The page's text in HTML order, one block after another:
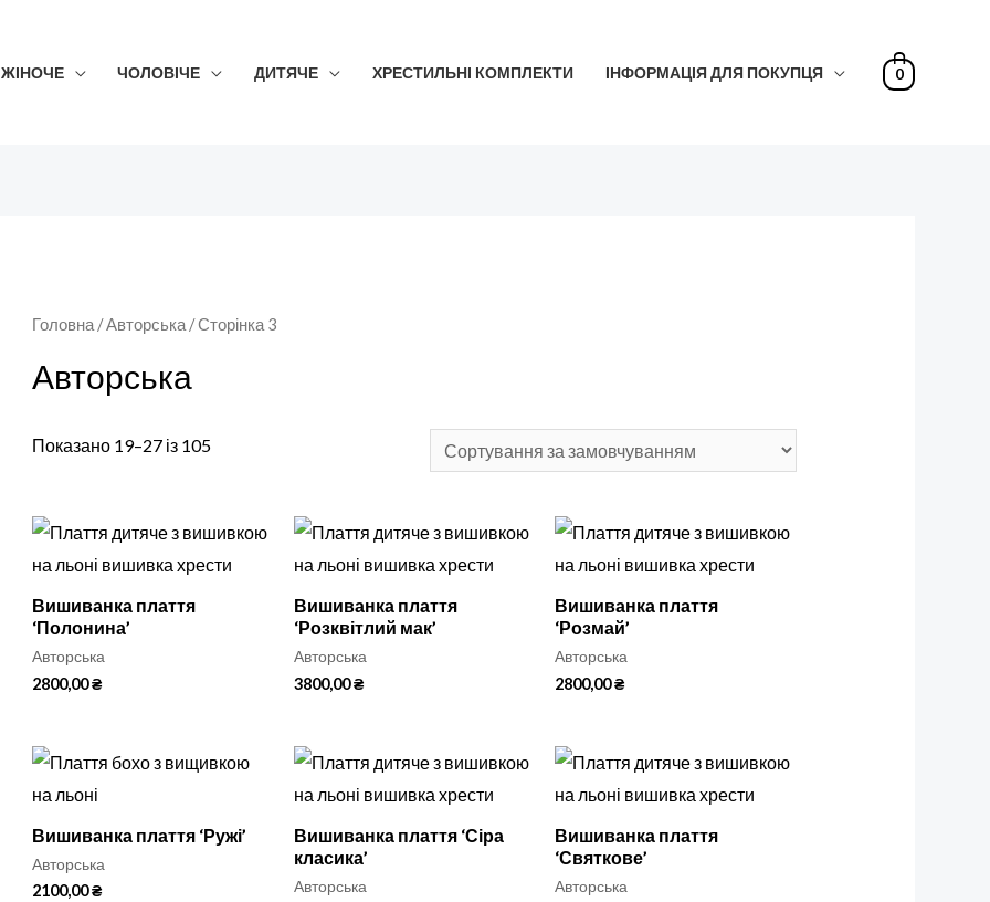
ЖІНОЧЕ ЧОЛОВІЧЕ ДИТЯЧЕ ХРЕСТИЛЬНІ КОМПЛЕКТИ ІНФОРМАЦІЯ ДЛЯ ПОКУПЦЯ 0
Головна/Авторська/ Сторінка 3
Авторська
Показано 19–27 із 105
Вишиванка плаття
‘Полонина’
Авторська
2800,00₴
Вишиванка плаття
‘Розквітлий мак’
Авторська
3800,00₴
Вишиванка плаття
‘Розмай’
Авторська
2800,00₴
Вишиванка плаття ‘Ружі’
Авторська
2100,00₴
Вишиванка плаття ‘Сіра
класика’
Авторська
Вишиванка плаття
‘Святкове’
Авторська